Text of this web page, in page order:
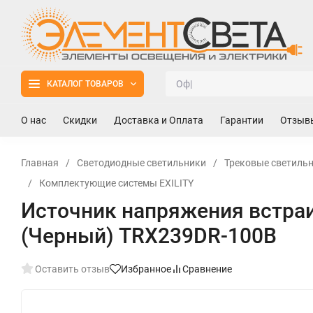
КАТАЛОГ ТОВАРОВ
О нас Скидки Доставка и Оплата Гарантии
Главная / Светодиодные светильники /
Трековые
/
Комплектующие системы EXILITY
Источник напряжения
(Черный) TRX239DR-100B
Оставить отзыв Избранное Сравнение